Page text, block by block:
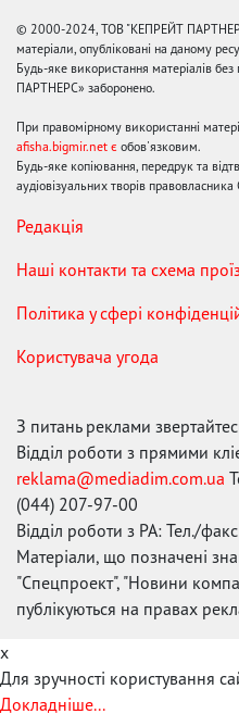
© 2000-2024, ТОВ "КЕПРЕЙТ
матеріали, опубліковані на даному
Будь-яке використання матеріалів
ПАРТНЕРС» заборонено.
При правомірному використанні
afisha.bigmir.net є обов'язковим.
Будь-яке копіювання, передрук та
аудіовізуальних творів
Редакція
Наші контакти та схема
Політика у сфері
Користувача угода
З питань реклами
Відділ роботи з прямими
reklama@mediadim.com.ua
(044) 207-97-00
Відділ роботи з РА: Тел./
Матеріали, що позначені
"Спецпроект", "Новини
публікуються на правах
x
Для зручності користування
Докладніше...